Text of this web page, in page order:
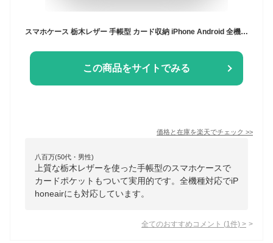
スマホケース 栃木レザー 手帳型 カード収納 iPhone Android 全機種対応 日本製 スマホカバー 本革 カード入れ ポケット付き 多機種対応 携帯ケース シンプル iPhone 17 Pro Max iPhoneAir Plus SE3 15 14 13 12 SE2 Xperia AQUOS GALAXY Pixel OPPO
この商品をサイトでみる
価格と在庫を楽天でチェック >>
八百万(50代・男性)
上質な栃木レザーを使った手帳型のスマホケースで
カードポケットもついて実用的です。全機種対応でiP
honeairにも対応しています。
全てのおすすめコメント (1 件) >